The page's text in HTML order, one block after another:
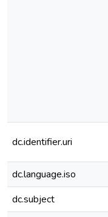
dc.identifier.uri
dc.language.iso
dc.subject